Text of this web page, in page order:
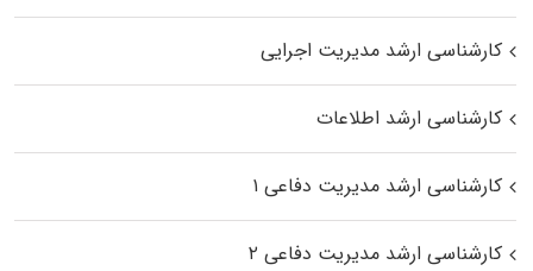
کارشناسی ارشد مدیریت اجرایی
کارشناسی ارشد اطلاعات
کارشناسی ارشد مدیریت دفاعی ۱
کارشناسی ارشد مدیریت دفاعی ۲